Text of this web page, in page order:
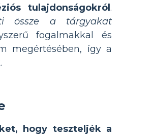
tulajdonságokról.
össze a tárgyakat
fogalmakkal és
megértésében, így a
hogy teszteljék a